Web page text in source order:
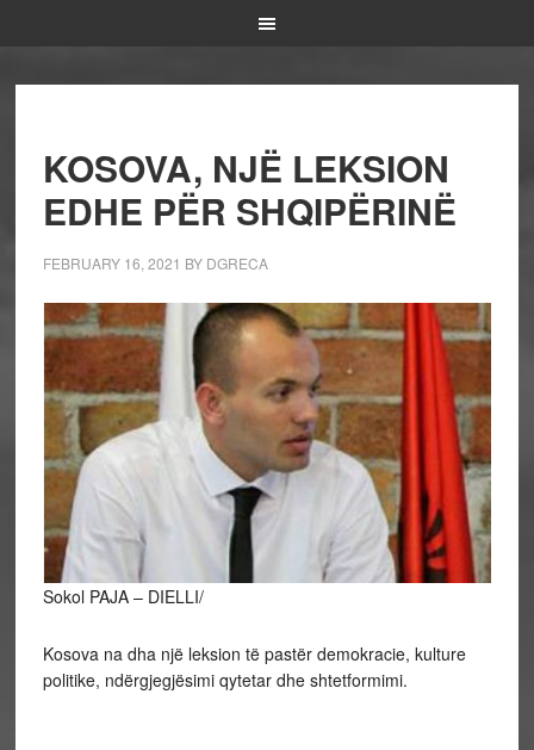
KOSOVA, NJË LEKSION
EDHE PËR SHQIPËRINË
FEBRUARY 16, 2021 BY DGRECA
Sokol PAJA – DIELLI/
Kosova na dha një leksion të pastër demokracie, kulture
politike, ndërgjegjësimi qytetar dhe shtetformimi.